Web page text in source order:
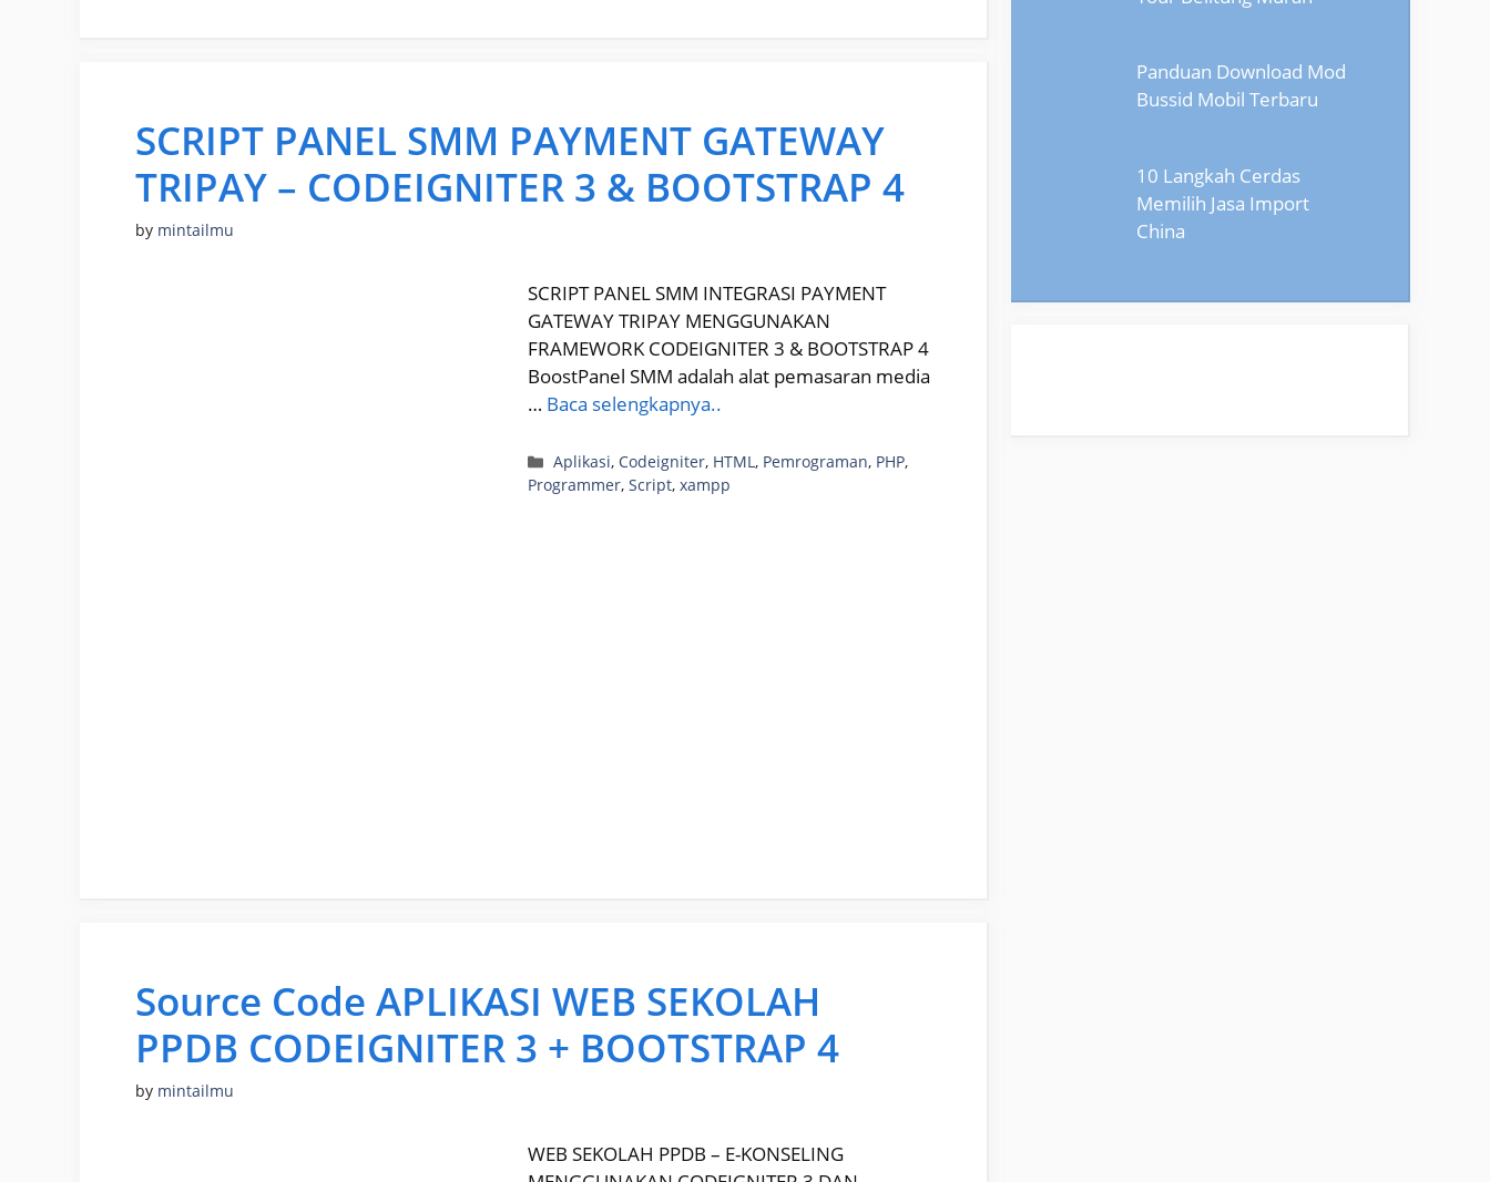
SCRIPT PANEL SMM PAYMENT GATEWAY
TRIPAY – CODEIGNITER 3 & BOOTSTRAP 4
by mintailmu
SCRIPT PANEL SMM INTEGRASI PAYMENT
GATEWAY TRIPAY MENGGUNAKAN
FRAMEWORK CODEIGNITER 3 & BOOTSTRAP 4
BoostPanel SMM adalah alat pemasaran media
… Baca selengkapnya..
Categories
Aplikasi, Codeigniter, HTML, Pemrograman, PHP,
Programmer, Script, xampp
Source Code APLIKASI WEB SEKOLAH
PPDB CODEIGNITER 3 + BOOTSTRAP 4
by mintailmu
WEB SEKOLAH PPDB – E-KONSELING
Panduan Download Mod
Bussid Mobil Terbaru
10 Langkah Cerdas
Memilih Jasa Import
China